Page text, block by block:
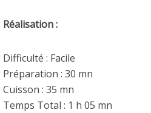
Réalisation :
Difficulté : Facile
Préparation : 30 mn
Cuisson : 35 mn
Temps Total : 1 h 05 mn